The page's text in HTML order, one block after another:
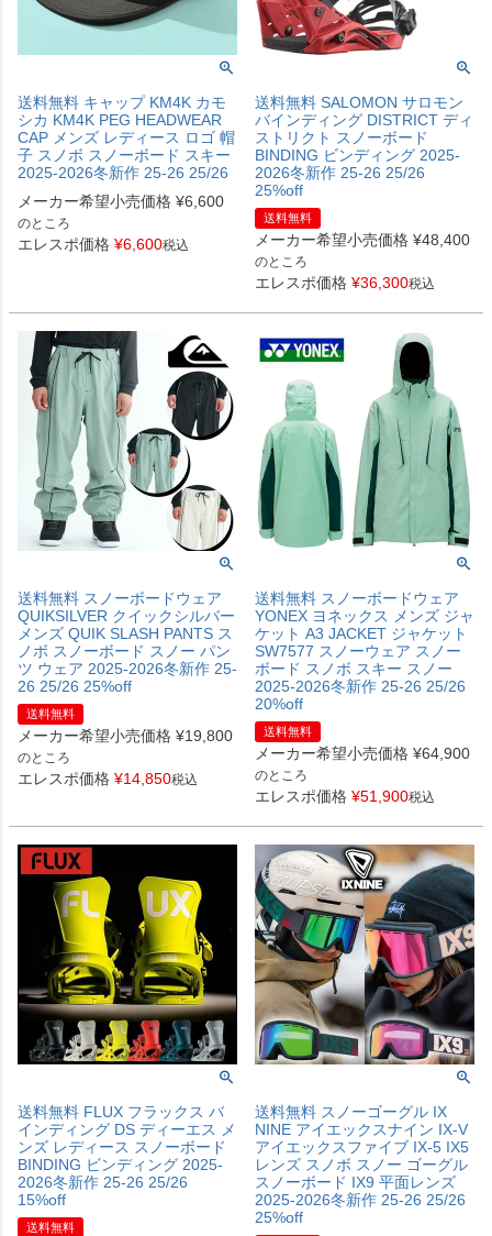
送料無料 キャップ KM4K カモ
シカ KM4K PEG HEADWEAR
CAP メンズ レディース ロゴ 帽
子 スノボ スノーボード スキー
2025-2026冬新作 25-26 25/26
メーカー希望小売価格 ¥6,600
のところ
エレスポ価格 ¥6,600税込
送料無料 SALOMON サロモン
バインディング DISTRICT ディ
ストリクト スノーボード
BINDING ビンディング 2025-
2026冬新作 25-26 25/26
25%off
送料無料
メーカー希望小売価格 ¥48,400
のところ
エレスポ価格 ¥36,300税込
送料無料 スノーボードウェア
QUIKSILVER クイックシルバー
メンズ QUIK SLASH PANTS ス
ノボ スノーボード スノー パン
ツ ウェア 2025-2026冬新作 25-
26 25/26 25%off
送料無料
メーカー希望小売価格 ¥19,800
のところ
エレスポ価格 ¥14,850税込
送料無料 スノーボードウェア
YONEX ヨネックス メンズ ジャ
ケット A3 JACKET ジャケット
SW7577 スノーウェア スノー
ボード スノボ スキー スノー
2025-2026冬新作 25-26 25/26
20%off
送料無料
メーカー希望小売価格 ¥64,900
のところ
エレスポ価格 ¥51,900税込
送料無料 FLUX フラックス バ
インディング DS ディーエス メ
ンズ レディース スノーボード
BINDING ビンディング 2025-
2026冬新作 25-26 25/26
15%off
送料無料
送料無料 スノーゴーグル IX
NINE アイエックスナイン IX-V
アイエックスファイブ IX-5 IX5
レンズ スノボ スノー ゴーグル
スノーボード IX9 平面レンズ
2025-2026冬新作 25-26 25/26
25%off